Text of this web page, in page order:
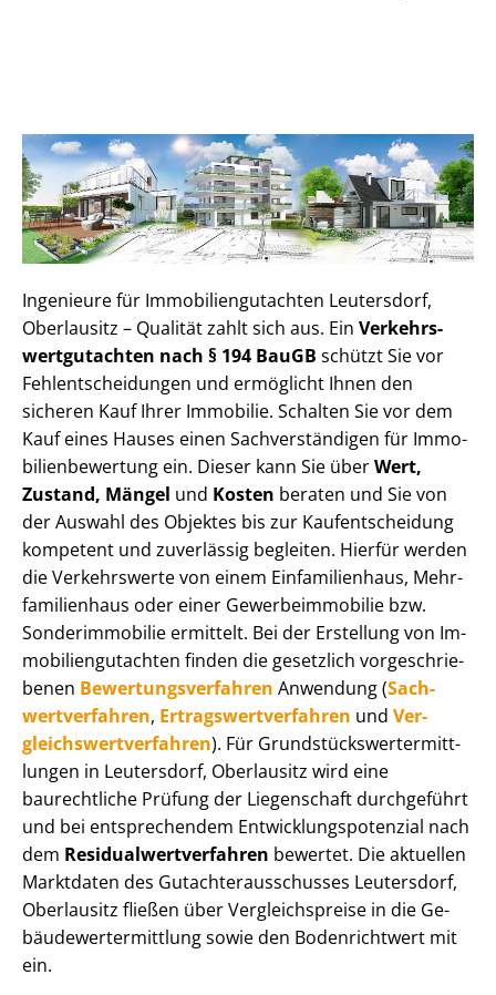
Ingenieure für Im­mo­bi­li­en­gut­ach­ten Leutersdorf,
Oberlausitz – Qualität zahlt sich aus. Ein Ver­kehrs­
wert­gut­ach­ten nach § 194 BauGB schützt Sie vor
Fehl­ent­schei­dun­gen und ermöglicht Ihnen den
sicheren Kauf Ihrer Immobilie. Schalten Sie vor dem
Kauf eines Hauses einen Sach­ver­stän­di­gen für Im­mo­
bi­li­en­be­wer­tung ein. Dieser kann Sie überWert,
Zustand, Mängel und Kosten beraten und Sie von
der Auswahl des Objektes bis zur Kauf­ent­schei­dung
kompetent und zuverlässig begleiten. Hierfür werden
die Verkehrswerte von einem Einfamilienhaus, Mehr­
fa­mi­li­en­haus oder einer Ge­wer­be­im­mo­bi­lie bzw.
Sonderimmobilie ermittelt. Bei der Erstellung von Im­
mo­bi­li­en­gut­ach­ten finden die gesetzlich vor­ge­schrie­
be­nen Be­wer­tungs­ver­fah­ren Anwendung (Sach­
wert­ver­fah­ren, Er­trags­wert­ver­fah­ren und Ver­
gleichs­wert­ver­fah­ren). Für Grund­stücks­wert­ermitt­
lun­gen in Leutersdorf, Oberlausitz wird eine
baurechtliche Prüfung der Liegenschaft durchgeführt
und bei entsprechendem Ent­wick­lungs­po­ten­zi­al nach
dem Re­si­du­al­wert­ver­fah­ren bewertet. Die aktuellen
Marktdaten des Gut­ach­ter­aus­schus­ses Leutersdorf,
Oberlausitz fließen über Ver­gleichs­prei­se in die Ge­
bäu­de­wert­ermitt­lung sowie den Bodenrichtwert mit
ein.